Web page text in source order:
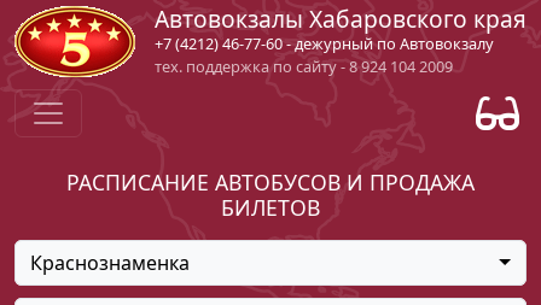
Автовокзалы Хабаровского края
+7 (4212) 46-77-60 - дежурный по Автовокзалу
тех. поддержка по сайту - 8 924 104 2009
РАСПИСАНИЕ АВТОБУСОВ И ПРОДАЖА
БИЛЕТОВ
Краснознаменка